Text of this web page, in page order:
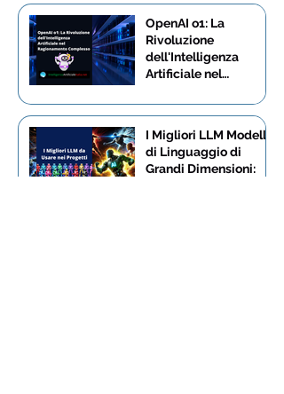
OpenAI o1: La
Rivoluzione
dell'Intelligenza
Artificiale nel
Complesso
I Migliori LLM Modelli
di Linguaggio di
Grandi Dimensioni: